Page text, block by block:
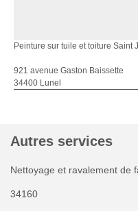
Peinture sur tuile et toiture Saint
921 avenue Gaston Baissette
34400 Lunel
Autres services
Nettoyage et ravalement de
34160